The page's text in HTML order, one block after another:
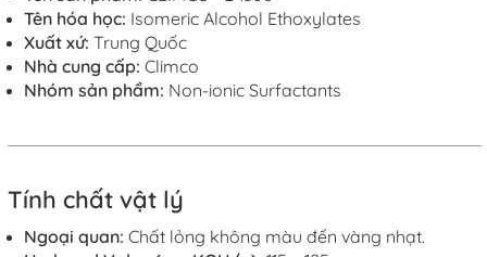
Tên hóa học: Isomeric Alcohol Ethoxylates
Xuất xứ: Trung Quốc
Nhà cung cấp: Climco
Nhóm sản phẩm: Non-ionic Surfactants
Tính chất vật lý
Ngoại quan: Chất lỏng không màu đến vàng nhạt.